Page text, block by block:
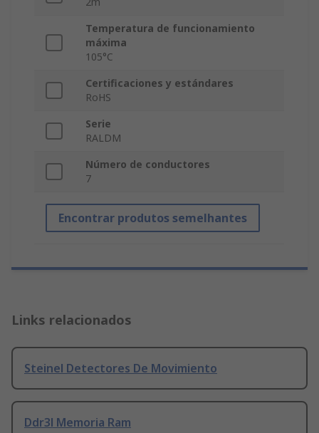
Temperatura de funcionamiento
máxima
105°C
Certificaciones y estándares
RoHS
Serie
RALDM
Número de conductores
7
Encontrar produtos semelhantes
Links relacionados
Steinel Detectores De Movimiento
Ddr3l Memoria Ram